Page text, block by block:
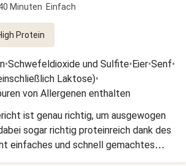
Minuten Einfach
Protein
•Schwefeldioxide und Sulfite•Eier•Senf•
Laktose)•
von Allergenen enthalten
ist genau richtig, um ausgewogen
sogar richtig proteinreich dank des
einfaches und schnell gemachtes
den Tag verschönert. Wir wünschen